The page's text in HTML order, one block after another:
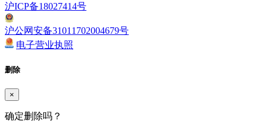
沪ICP备18027414号
沪公网安备31011702004679号
电子营业执照
删除
×
确定删除吗？